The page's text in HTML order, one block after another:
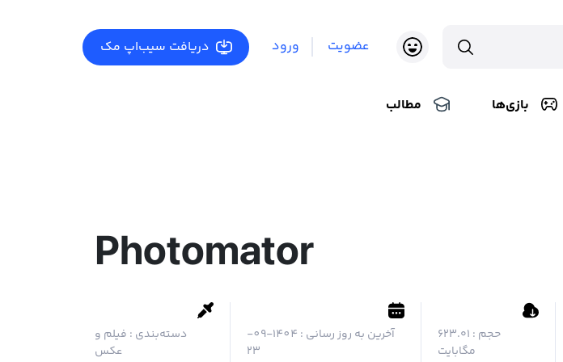
عضویت ورود دریافت سیب‌اپ مک
بازی‌ها مطالب
Photomator
حجم : ۶۲۳.۰۱
مگابایت
آخرین به روز رسانی :
1404-09-
23
دسته‌بندی : فیلم و
عکس